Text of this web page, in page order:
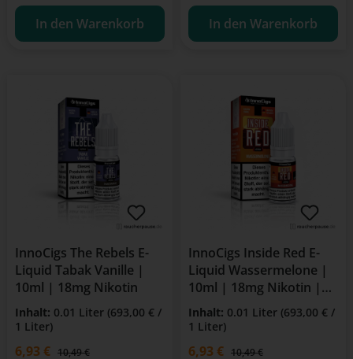
In den Warenkorb In den Warenkorb
InnoCigs The Rebels E-
Liquid Tabak Vanille |
10ml | 18mg Nikotin
Inhalt: 0.01 Liter (693,00 € /
1 Liter)
Verkaufspreis:
6,93 € Regulärer Preis:
10,49 €
InnoCigs Inside Red E-
Liquid Wassermelone |
10ml | 18mg Nikotin |
Für E-Zigarette &
Clearomizer
Inhalt: 0.01 Liter (693,00 € /
1 Liter)
Verkaufspreis:
6,93 € Regulärer Preis:
10,49 €